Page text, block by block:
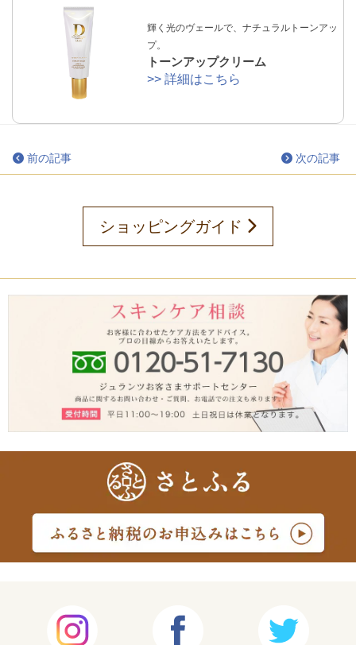
輝く光のヴェールで、ナチュラルトーンアッ
プ。
トーンアップクリーム
>> 詳細はこちら
前の記事 次の記事
ショッピングガイド